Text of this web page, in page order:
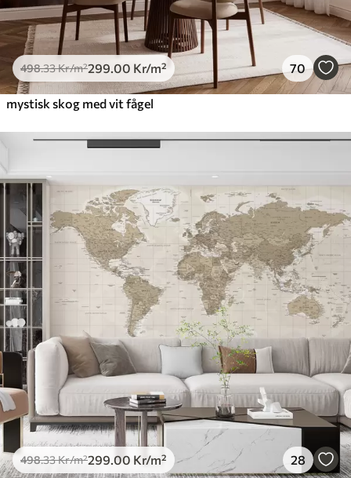
498.33Kr/m²299 .00 Kr/m² 70
mystisk skog med vit fågel
498.33Kr/m²299 .00 Kr/m² 28